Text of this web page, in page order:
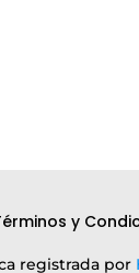
y
registrada por